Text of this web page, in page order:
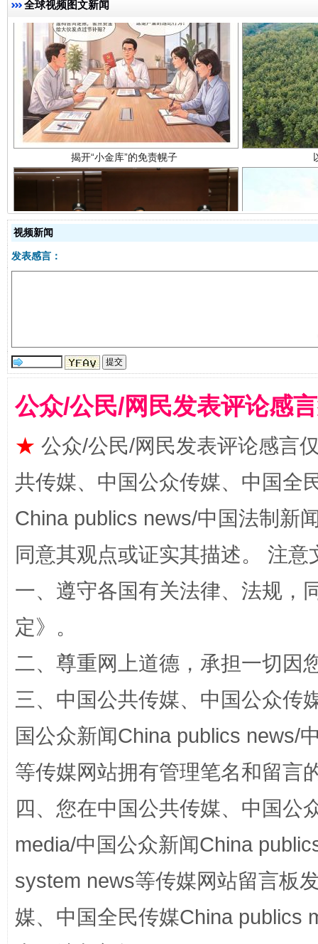
全球视频图文新闻
揭开“小金库”的免责幌子
受贿1.44亿！段成刚被判无期 从幼
国家大学科技园优化重塑工作
视频新闻
发表感言：
公众/公民/网民发表评论感
★ 公众/公民/网民发表评论感言
共传媒、中国公众传媒、中国全
China publics news/中国法制新
同意其观点或证实其描述。 注
一、遵守各国有关法律、法规，
定》。
二、尊重网上道德，承担一切因
三、中国公共传媒、中国公众传
国公众新闻China publics news/
等传媒网站拥有管理笔名和留言
四、您在中国公共传媒、中国公
media/中国公众新闻China
system news等传媒网站留言板
媒、中国全民传媒China publics